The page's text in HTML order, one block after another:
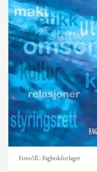
Foto/ill.: Fagbokforlaget